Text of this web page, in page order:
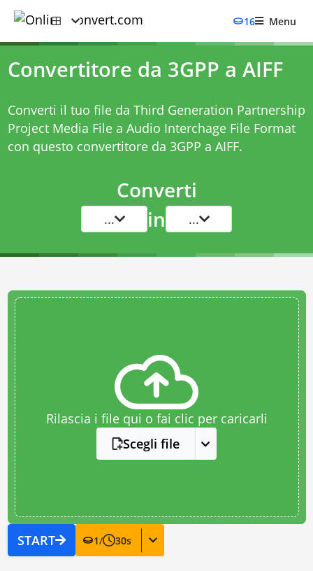
16 Menu
Convertitore da 3GPP a AIFF
Converti il tuo file da Third Generation Partnership
Project Media File a Audio Interchage File Format
con questo convertitore da 3GPP a AIFF.
Converti
... in ...
Rilascia i file qui o fai clic per caricarli
Scegli file
START 1/ 30s